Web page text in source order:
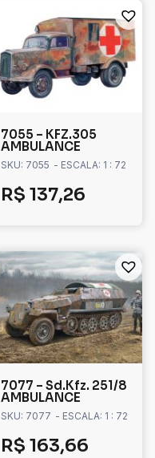
7055 – KFZ.305
AMBULANCE
SKU: 7055 - ESCALA: 1 : 72
R$ 137,26
7077 – Sd.Kfz. 251/8
AMBULANCE
SKU: 7077 - ESCALA: 1 : 72
R$ 163,66